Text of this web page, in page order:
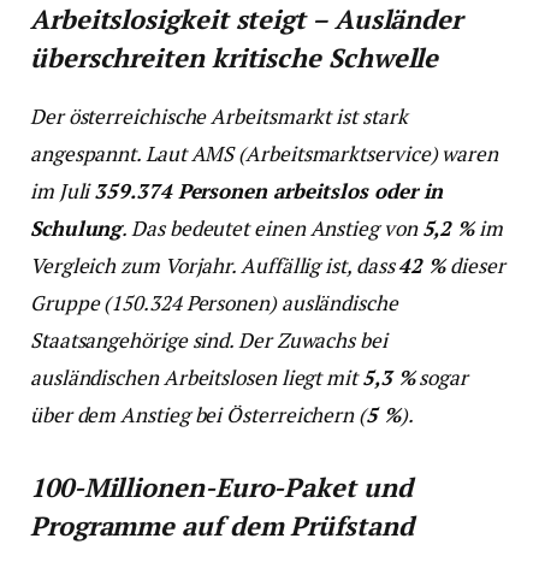
Arbeitslosigkeit steigt – Ausländer
überschreiten kritische Schwelle
Der österreichische Arbeitsmarkt ist stark
angespannt. Laut AMS (Arbeitsmarktservice) waren
im Juli359.374 Personen arbeitslos oder in
Schulung. Das bedeutet einen Anstieg von5,2 %im
Vergleich zum Vorjahr. Auffällig ist, dass42 %dieser
Gruppe (150.324 Personen) ausländische
Staatsangehörige sind. Der Zuwachs bei
ausländischen Arbeitslosen liegt mit5,3 %sogar
über dem Anstieg bei Österreichern (5 %).
100-Millionen-Euro-Paket und
Programme auf dem Prüfstand